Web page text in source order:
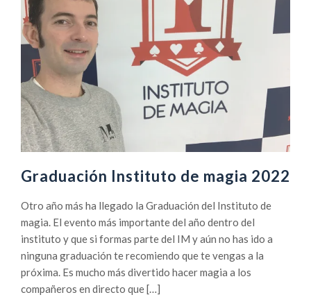
Graduación Instituto de magia 2022
Otro año más ha llegado la Graduación del Instituto de
magia. El evento más importante del año dentro del
instituto y que si formas parte del IM y aún no has ido a
ninguna graduación te recomiendo que te vengas a la
próxima. Es mucho más divertido hacer magia a los
compañeros en directo que […]